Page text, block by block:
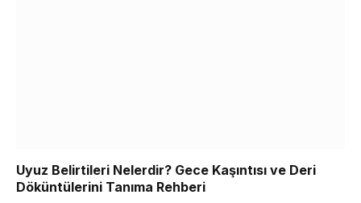
Uyuz Belirtileri Nelerdir? Gece Kaşıntısı ve Deri
Döküntülerini Tanıma Rehberi